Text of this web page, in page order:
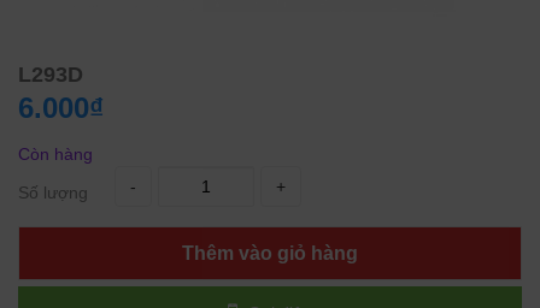
L293D
6.000₫
Còn hàng
Số lượng
- +
Thêm vào giỏ hàng